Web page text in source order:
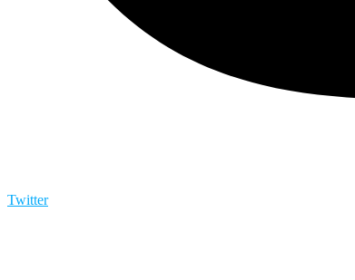
Twitter